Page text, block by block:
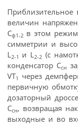
величин
Сф1-2 в этом
симметрии и
L 2-1 и L 2-2 (с
конденсатор Ссн
VT1 через
первичную
дозаторный
Ссн, возвращая
выходные и во